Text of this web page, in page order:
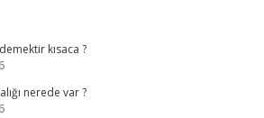
kısaca ?
nerede var ?